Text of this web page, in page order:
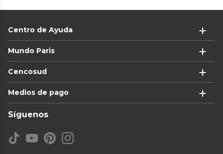
Centro de Ayuda
Mundo Paris
Cencosud
Medios de pago
Síguenos